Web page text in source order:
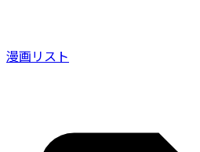
漫画リスト